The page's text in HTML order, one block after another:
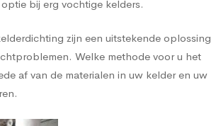
bij erg vochtige kelders.
zijn een uitstekende oplossing
Welke methode voor u het
af van de materialen in uw kelder en uw